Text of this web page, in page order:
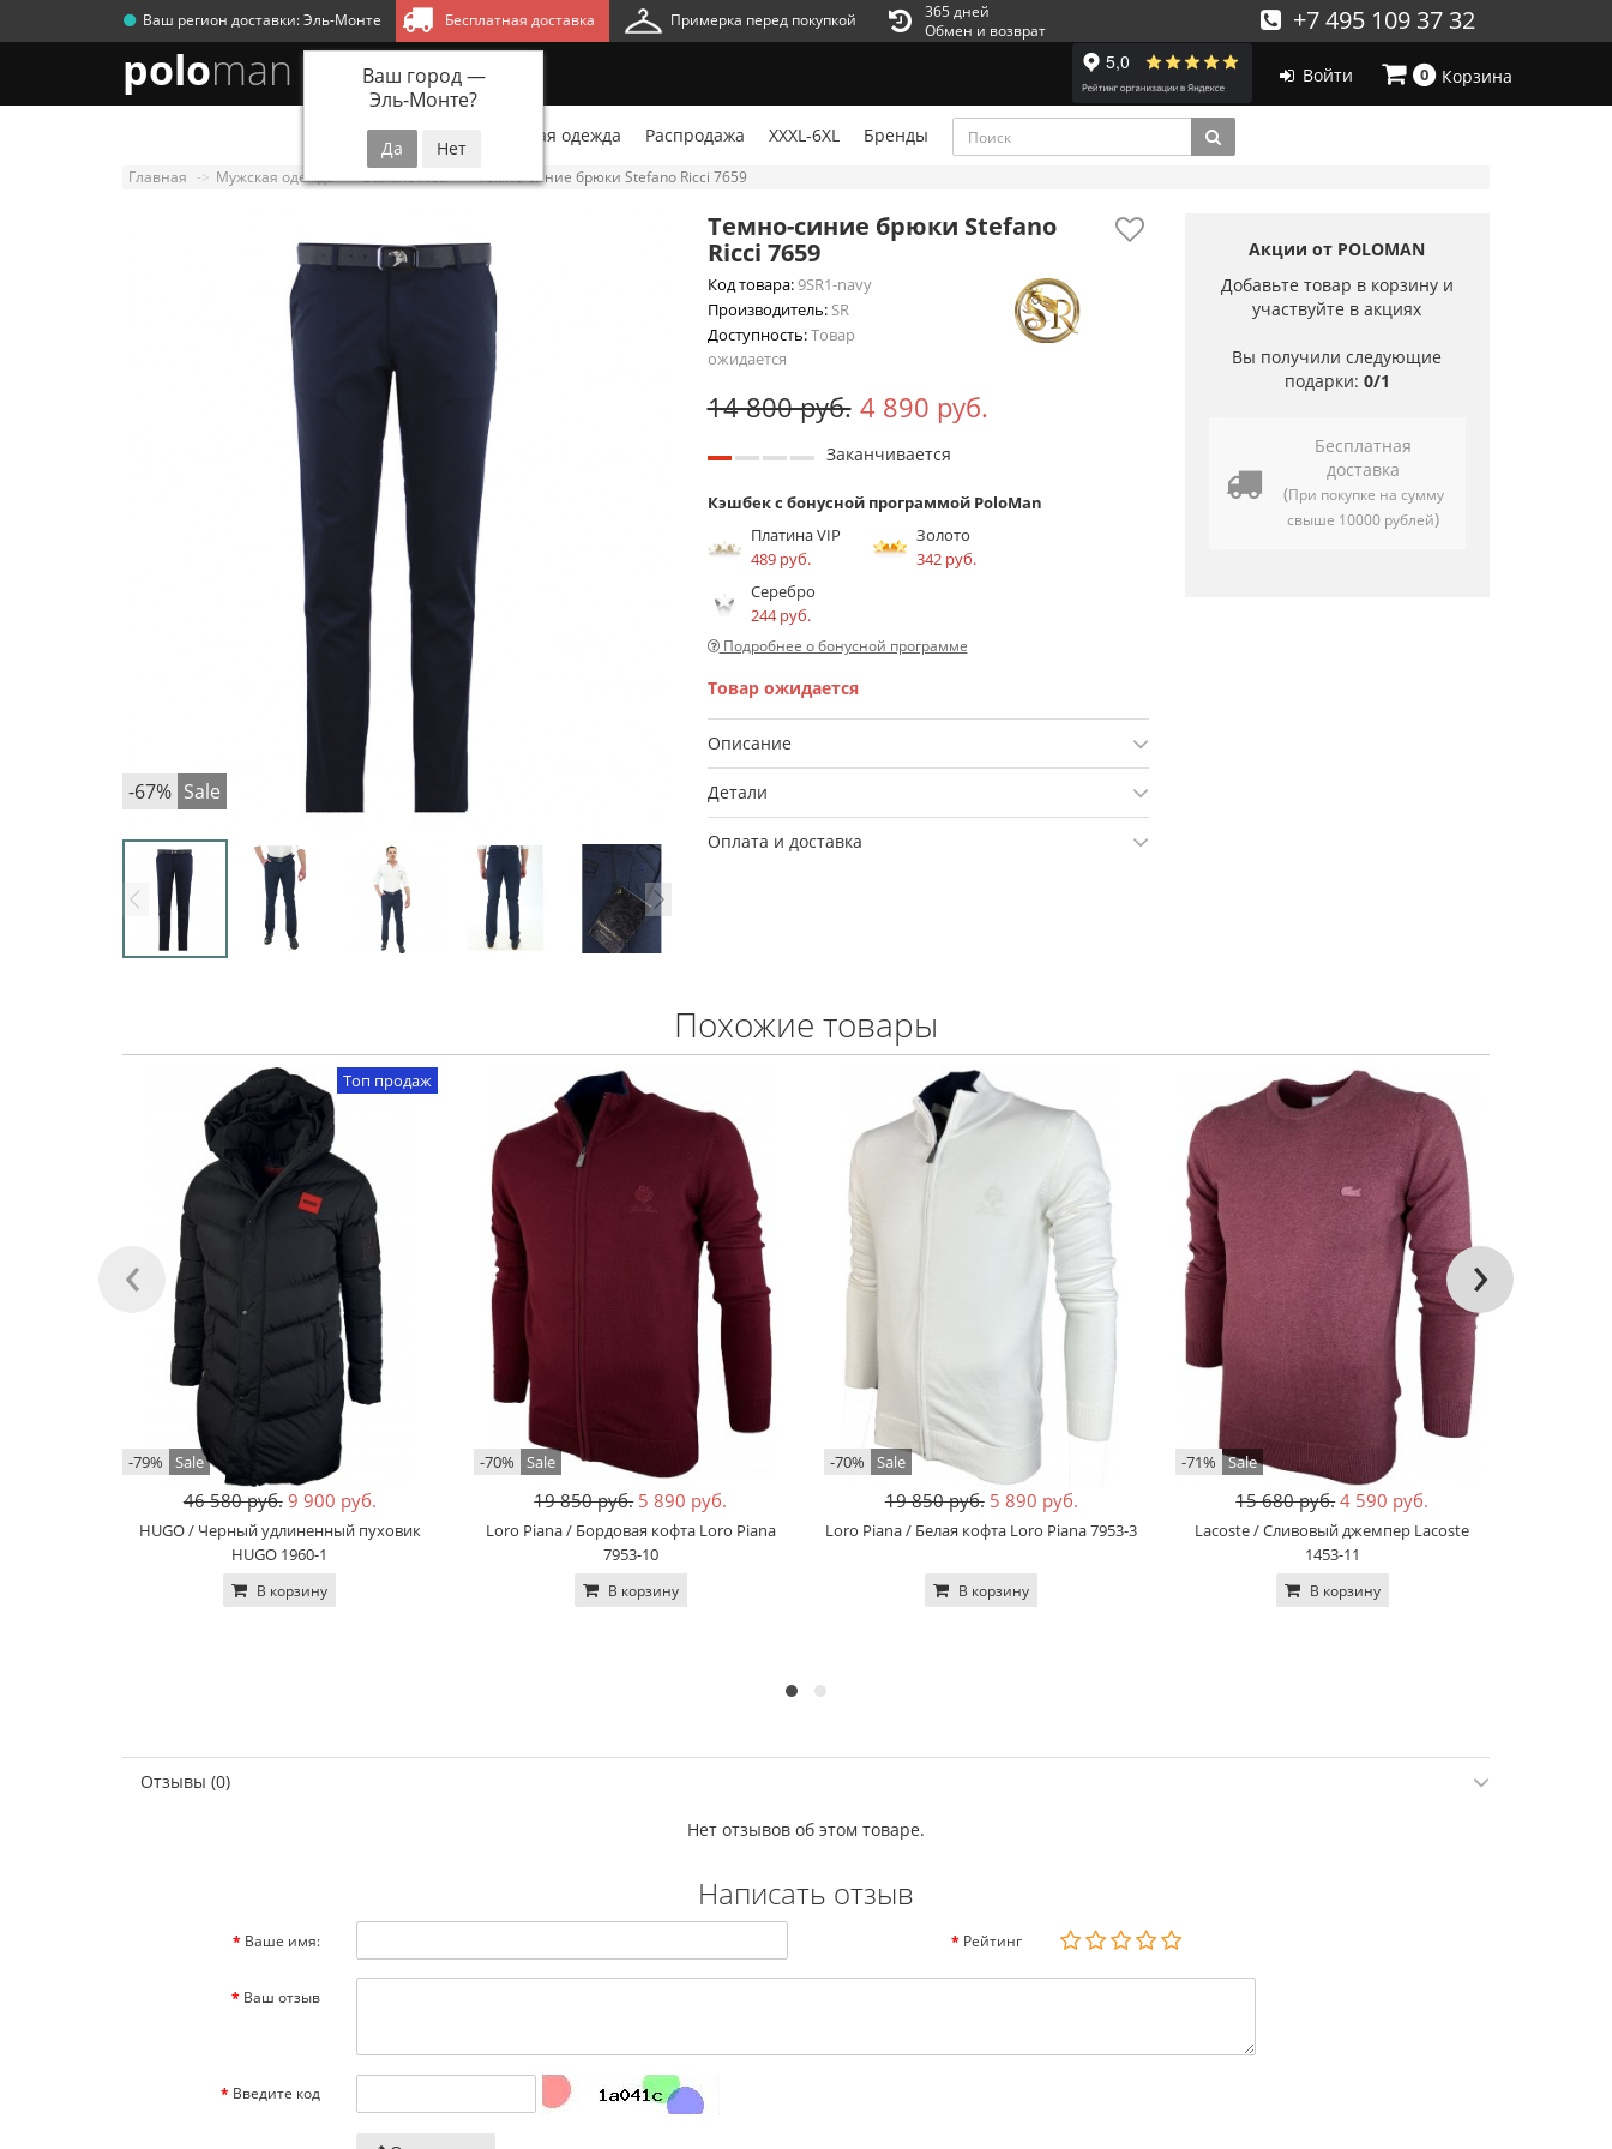
Ваш регион доставки:Эль-Монте
Ваш город —
Эль-Монте?
Бесплатная доставка Примерка перед покупкой
365 дней
Обмен и возврат
+7 495 109 37 32
Войти 0 Корзина
poloman
Новинки Мужская одежда Распродажа XXXL-6XL Бренды
Главная Мужская одежда Stefano Ricci Темно-синие брюки Stefano Ricci 7659
-67% Sale
Темно-синие брюки Stefano
Ricci 7659
Код товара:9SR1-navy
Производитель:SR
Доступность:Товар
ожидается
14 800 руб. 4 890 руб.
Заканчивается
Кэшбек с бонусной программой PoloMan
Платина VIP
489 руб.
Золото
342 руб.
Серебро
244 руб.
Подробнее о бонусной программе
Товар ожидается
Описание
Детали
Оплата и доставка
Акции от POLOMAN
Добавьте товар в корзину и
участвуйте в акциях
Вы получили следующие
подарки: 0/1
Бесплатная
доставка
(При покупке на сумму
свыше 10000 рублей)
Похожие товары
Топ продаж
-79% Sale
46 580 руб. 9 900 руб.
HUGO / Черный удлиненный пуховик
HUGO 1960-1
В корзину
-70% Sale
19 850 руб. 5 890 руб.
Loro Piana / Бордовая кофта Loro Piana
7953-10
В корзину
-70% Sale
19 850 руб. 5 890 руб.
Loro Piana / Белая кофта Loro Piana 7953-3
В корзину
-71% Sale
15 680 руб. 4 590 руб.
Lacoste / Сливовый джемпер Lacoste
1453-11
В корзину
‹ ›
Отзывы (0)
Нет отзывов об этом товаре.
Написать отзыв
Ваше имя: Рейтинг
Ваш отзыв
Введите код